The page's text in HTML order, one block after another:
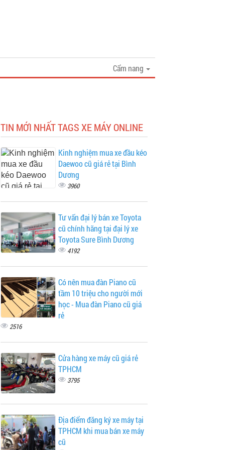
Cẩm nang
TIN MỚI NHẤT TAGS XE MÁY ONLINE
Kinh nghiệm mua xe đầu kéo
Daewoo cũ giá rẻ tại Bình
Dương
3960
Tư vấn đại lý bán xe Toyota
cũ chính hãng tại đại lý xe
Toyota Sure Bình Dương
4192
Có nên mua đàn Piano cũ
tầm 10 triệu cho người mới
học - Mua đàn Piano cũ giá
rẻ
2516
Cửa hàng xe máy cũ giá rẻ
TPHCM
3795
Địa điểm đăng ký xe máy tại
TPHCM khi mua bán xe máy
cũ